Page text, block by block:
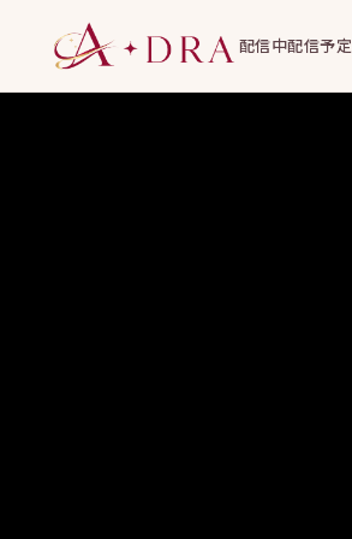
配信中配信予定